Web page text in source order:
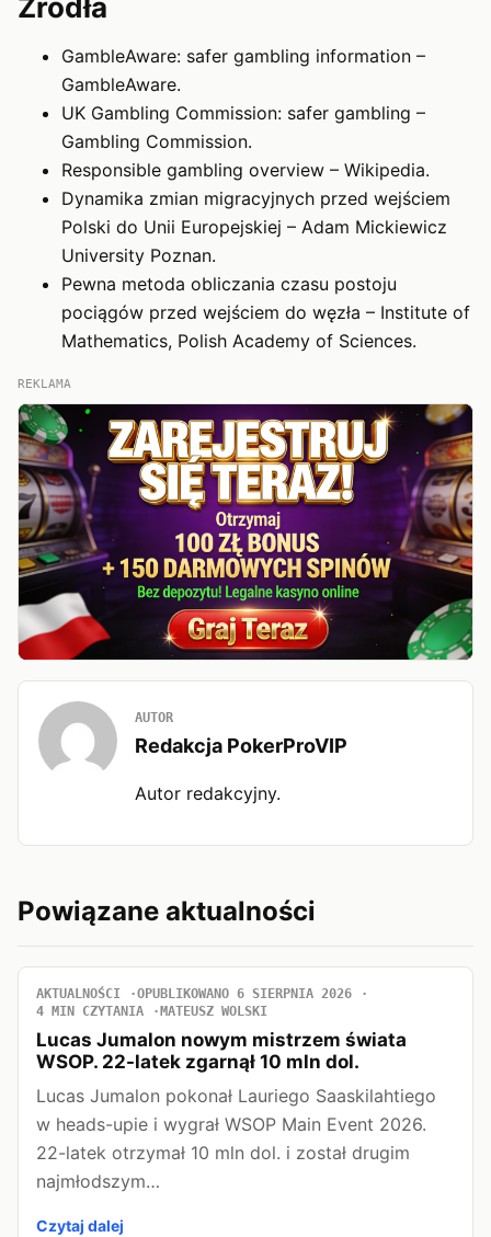
GambleAware: safer gambling information –
GambleAware.
UK Gambling Commission: safer gambling –
Gambling Commission.
Responsible gambling overview – Wikipedia.
Dynamika zmian migracyjnych przed wejściem
Polski do Unii Europejskiej – Adam Mickiewicz
University Poznan.
Pewna metoda obliczania czasu postoju
pociągów przed wejściem do węzła – Institute of
Mathematics, Polish Academy of Sciences.
REKLAMA
AUTOR
Redakcja PokerProVIP
Autor redakcyjny.
Powiązane aktualności
AKTUALNOŚCI
OPUBLIKOWANO 6 SIERPNIA 2026
4 MIN CZYTANIA
MATEUSZ WOLSKI
Lucas Jumalon nowym mistrzem świata
WSOP. 22-latek zgarnął 10 mln dol.
Lucas Jumalon pokonał Lauriego Saaskilahtiego
w heads-upie i wygrał WSOP Main Event 2026.
22-latek otrzymał 10 mln dol. i został drugim
najmłodszym…
Czytaj dalej